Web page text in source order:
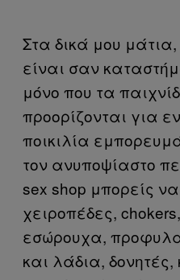
Στα δικά μου
είναι σαν
μόνο που τα
προορίζονται για
ποικιλία
τον ανυποψίαστο
sex shop μπορείς
χειροπέδες,
εσώρουχα,
και λάδια, δονητές,